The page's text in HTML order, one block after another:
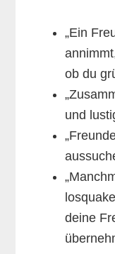
„Ein
ob du
und
deine